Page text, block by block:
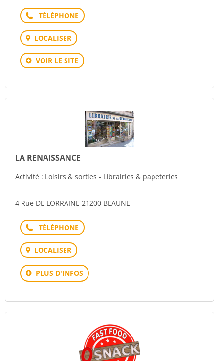
Téléphone
LOCALISER
VOIR LE SITE
LA RENAISSANCE
Activité : Loisirs & sorties - Librairies & papeteries
4 Rue DE LORRAINE 21200 BEAUNE
Téléphone
LOCALISER
PLUS D'INFOS